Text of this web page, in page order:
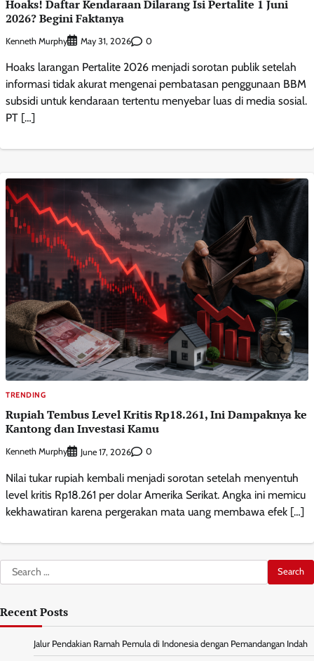
Hoaks! Daftar Kendaraan Dilarang Isi Pertalite 1 Juni
2026? Begini Faktanya
Kenneth Murphy May 31, 2026 0
Hoaks larangan Pertalite 2026 menjadi sorotan publik setelah
informasi tidak akurat mengenai pembatasan penggunaan BBM
subsidi untuk kendaraan tertentu menyebar luas di media sosial.
PT […]
TRENDING
Rupiah Tembus Level Kritis Rp18.261, Ini Dampaknya ke
Kantong dan Investasi Kamu
Kenneth Murphy June 17, 2026 0
Nilai tukar rupiah kembali menjadi sorotan setelah menyentuh
level kritis Rp18.261 per dolar Amerika Serikat. Angka ini memicu
kekhawatiran karena pergerakan mata uang membawa efek […]
Search
for:
Recent Posts
Jalur Pendakian Ramah Pemula di Indonesia dengan Pemandangan Indah